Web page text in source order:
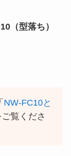
（型落ち）
NW-FC10と
ご覧くださ